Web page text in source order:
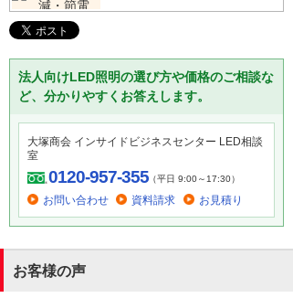
法人向けLED照明の選び方や価格のご相談な
ど、分かりやすくお答えします。
大塚商会 インサイドビジネスセンター LED相談
室
0120-957-355（平日 9:00～17:30）
お問い合わせ 資料請求 お見積り
お客様の声